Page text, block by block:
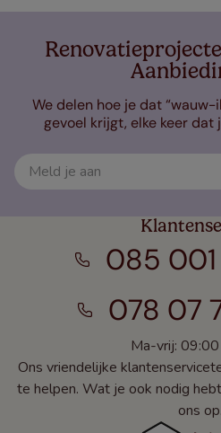
We delen hoe je dat
gevoel krijgt, elke keer
085 001
078 07
Ma-vrij:
Ons vriendelijke
te helpen. Wat je ook nodig
ons op.